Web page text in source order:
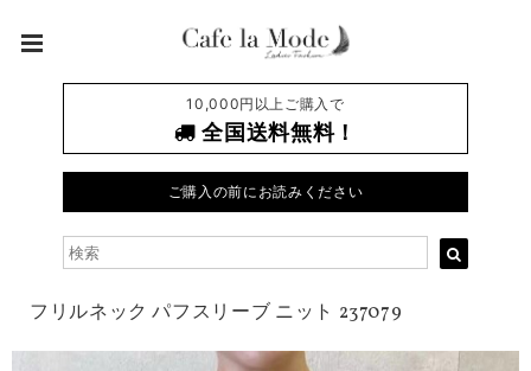
10,000円以上ご購入で
全国送料無料！
ご購入の前にお読みください
フリルネック パフスリーブ ニット 237079